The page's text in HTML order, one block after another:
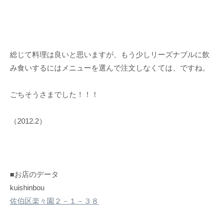
総じて料理は良いと思いますが、もう少しリーズナブルに飲
み食いするにはメニューを選んで注文しなくては、ですね。
ごちそうさまでした！！！
（2012.2）
■お店のデータ
kuishinbou
佐伯区楽々園２－１－３８